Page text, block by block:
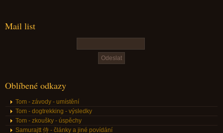
Mail list
Oblíbené odkazy
Tom - závody - umístění
Tom - dogtrekking - výsledky
Tom - zkoušky - úspěchy
Samurajtt 侍 - články a jiné povídání